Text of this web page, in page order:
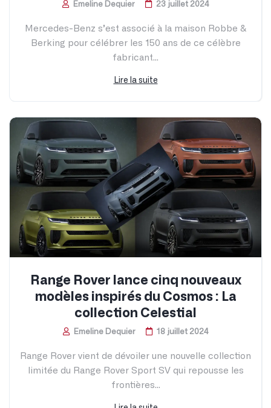
Emeline Dequier 23 juillet 2024
Mercedes-Benz s’est associé à la maison Robbe &
Berking pour célébrer les 150 ans de ce célèbre
fabricant...
Lire la suite
Range Rover lance cinq nouveaux
modèles inspirés du Cosmos : La
collection Celestial
Emeline Dequier 18 juillet 2024
Range Rover vient de dévoiler une nouvelle collection
limitée du Range Rover Sport SV qui repousse les
frontières...